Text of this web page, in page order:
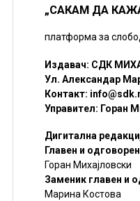
„САКАМ ДА
платформа за
Издавач: СДК
Ул. Александар
Контакт:
Управител: Горан
Дигитална
Главен и
Горан Михајловски
Заменик главен и
Марина Костова